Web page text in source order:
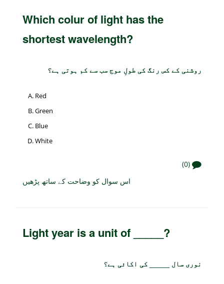
Which colur of light has the
shortest wavelength?
روشنی کے کس رنگ کی طولِ موج سب سے کم ہوتی ہے؟
Red
Green
Blue
White
(0)
اس سوال کو وضاحت کے ساتھ پڑھیں
Light year is a unit of _____?
نوری سال _____ کی اکائی ہے؟